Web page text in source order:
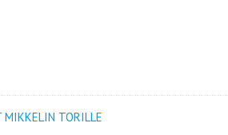
MIKKELIN TORILLE